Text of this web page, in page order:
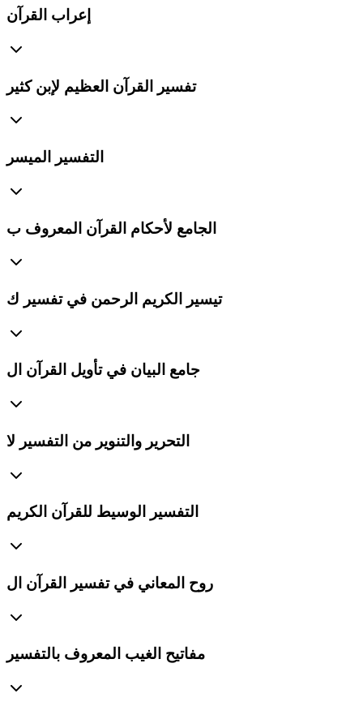
إعراب القرآن
تفسير القرآن العظيم لإبن كثير
التفسير الميسر
الجامع لأحكام القرآن المعروف ب
تيسير الكريم الرحمن في تفسير ك
جامع البيان في تأويل القرآن ال
التحرير والتنوير من التفسير لا
التفسير الوسيط للقرآن الكريم
روح المعاني في تفسير القرآن ال
مفاتيح الغيب المعروف بالتفسير